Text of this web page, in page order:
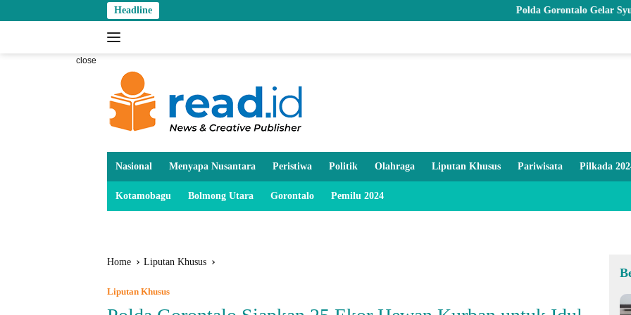
to
Headline Polda Gorontalo Gelar Syukuran HUT ke-
close
Nasional Menyapa Nusantara Peristiwa Politik Olahraga Liputan Khusus Pariwisata Pilkada
Kotamobagu Bolmong Utara Gorontalo Pemilu 2024
Home Liputan Khusus
Liputan Khusus